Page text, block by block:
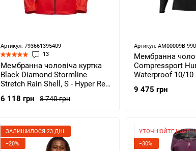
Артикул: 793661395409
13
Мембранна чоловіча куртка
Black Diamond Stormline
Stretch Rain Shell, S - Hyper Red
8 740 грн
6 118 грн
Артикул: AM00009B
Мембранна
Compressport
Waterproof 10/10
9 475 грн
ЗАЛИШИЛОСЯ 23 ДНІ
−20%
УТОЧНЮЙТЕ
−30%